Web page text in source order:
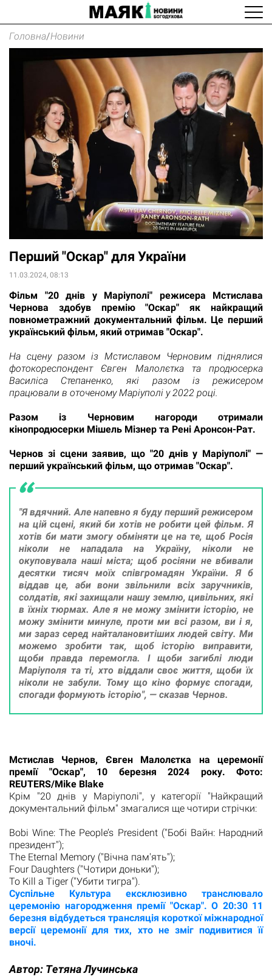
Головна/Новини
Перший "Оскар" для України
11.03.2024, 08:13
Фільм "20 днів у Маріуполі" режисера Мстислава
Чернова здобув премію "Оскар" як найкращий
повнометражний документальний фільм. Це перший
український фільм, який отримав "Оскар".
На сцену разом із Мстиславом Черновим піднялися
фотокореспондент Євген Малолєтка та продюсерка
Василіса Степаненко, які разом із режисером
працювали в оточеному Маріуполі у 2022 році.
Разом із Черновим нагороди отримали
кінопродюсерки Мішель Мізнер та Рені Аронсон-Рат.
Чернов зі сцени заявив, що "20 днів у Маріуполі" —
перший український фільм, що отримав "Оскар".
"Я вдячний. Але напевно я буду перший режисером
на цій сцені, який би хотів не робити цей фільм. Я
хотів би мати змогу обміняти це на те, щоб Росія
ніколи не нападала на Україну, ніколи не
окуповувала наші міста; щоб росіяни не вбивали
десятки тисяч моїх співгромадян України. Я б
віддав це, аби вони звільнили всіх заручників,
солдатів, які захищали нашу землю, цивільних, які
в їхніх тюрмах. Але я не можу змінити історію, не
можу змінити минуле, проти ми всі разом, ви і я,
ми зараз серед найталановитіших людей світу. Ми
можемо зробити так, щоб історію виправити,
щоби правда перемогла. І щоби загиблі люди
Маріуполя та ті, хто віддали своє життя, щоби їх
ніколи не забули. Тому що кіно формує спогади,
спогади формують історію", — сказав Чернов.
Мстислав Чернов, Євген Малолєтка на церемонії
премії "Оскар", 10 березня 2024 року. Фото:
REUTERS/Mike Blake
Крім "20 днів у Маріуполі", у категорії "Найкращий
документальний фільм" змагалися ще чотири стрічки:
Bobi Wine: The People’s President ("Бобі Вайн: Народний
президент");
The Eternal Memory ("Вічна пам'ять");
Four Daughters ("Чотири доньки");
To Kill a Tiger ("Убити тигра").
Суспільне Культура ексклюзивно транслювало
церемонію нагородження премії "Оскар". О 20:30 11
березня відбудеться трансляція короткої міжнародної
версії церемонії для тих, хто не зміг подивитися її
вночі.
Автор: Tетяна Лучинська